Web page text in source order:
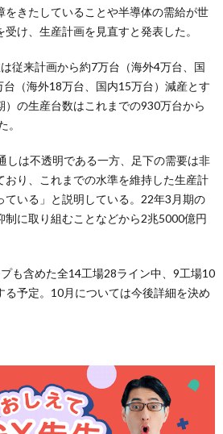
をきたしていることや半導体の需給が世
け、生産計画を見直すと発表した。
従来計画から約7万台（海外4万台、国
（海外18万台、国内15万台）減産とす
の生産台数はこれまでの930万台から
。
しは不透明である一方、足下の需要は非
おり、これまでの水準を維持した生産計
ている」と説明している。22年3月期の
制に取り組むことなどから2兆5000億円
も含めた全14工場28ライン中、9工場10
る予定。10月については今後詳細を決め